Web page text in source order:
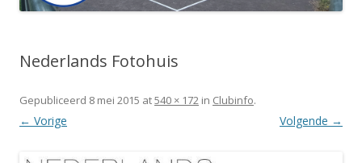
Nederlands Fotohuis
Gepubliceerd 8 mei 2015 at540 × 172 in Clubinfo.
← Vorige Volgende →